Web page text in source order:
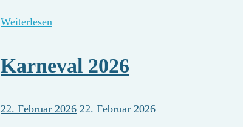
Weiterlesen
Karneval 2026
22. Februar 2026 22. Februar 2026